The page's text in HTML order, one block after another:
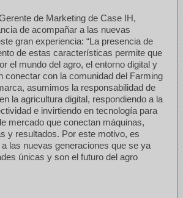
de Marketing de Case IH,
de acompañar a las nuevas
gran experiencia: “La presencia de
de estas características permite que
el mundo del agro, el entorno digital y
conectar con la comunidad del Farming
asumimos la responsabilidad de
la agricultura digital, respondiendo a la
e invirtiendo en tecnología para
mercado que conectan máquinas,
y resultados. Por este motivo, es
las nuevas generaciones que se ya
únicas y son el futuro del agro